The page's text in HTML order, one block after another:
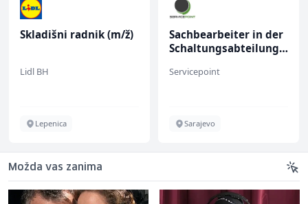
Skladišni radnik (m/ž)
Lidl BH
Lepenica
Sachbearbeiter in der
Schaltungsabteilung
Servicepoint
Sarajevo
Možda vas zanima